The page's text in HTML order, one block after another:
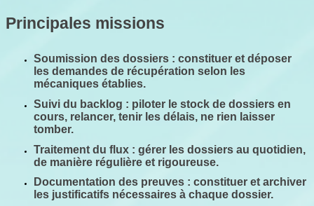
Principales missions
Soumission des dossiers : constituer et déposer
les demandes de récupération selon les
mécaniques établies.
Suivi du backlog : piloter le stock de dossiers en
cours, relancer, tenir les délais, ne rien laisser
tomber.
Traitement du flux : gérer les dossiers au quotidien,
de manière régulière et rigoureuse.
Documentation des preuves : constituer et archiver
les justificatifs nécessaires à chaque dossier.